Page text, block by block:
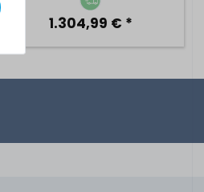
1.304,99 € *